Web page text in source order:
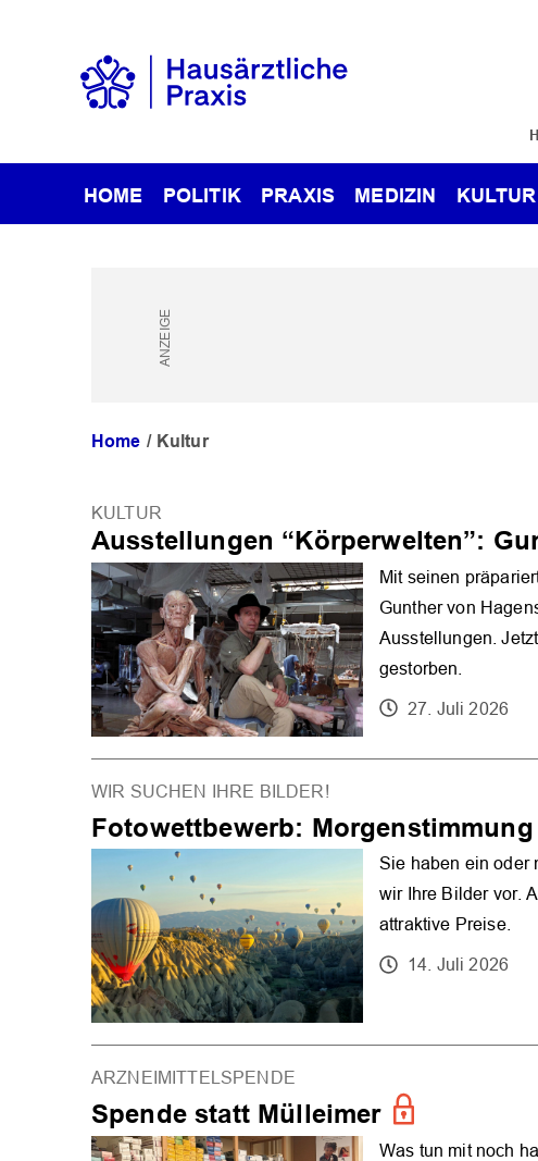
HOME POLITIK PRAXIS MEDIZIN KULTUR
Home Kultur
KULTUR
Ausstellungen “Körperwelten”:
Mit seinen
Gunther von
Ausstellungen.
gestorben.
27. Juli 2026
WIR SUCHEN IHRE BILDER!
Fotowettbewerb:
Sie haben ein oder
wir Ihre Bilder vor.
attraktive Preise.
14. Juli 2026
ARZNEIMITTELSPENDE
Spende statt Mülleimer
Was tun mit noch